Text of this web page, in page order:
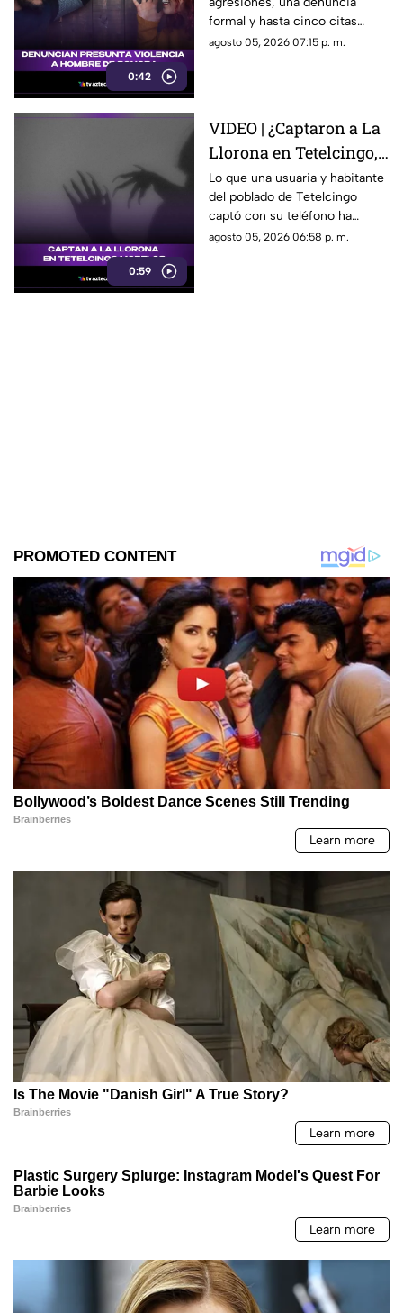
0:42
Sonora que está
generando
conversación en redes
formal y hasta cinco citas
psicológicas canceladas; aun
agosto 05, 2026 07:15 p. m.
0:59
VIDEO | ¿Captaron a La
Llorona en Tetelcingo,
Morelos? Misteriosa
figura y lamentos en
Tetelcingo, Morelos,
estremecen las redes
Lo que una usuaria y habitante
del poblado de Tetelcingo
captó con su teléfono ha
dejado a muchos morelenses
agosto 05, 2026 06:58 p. m.